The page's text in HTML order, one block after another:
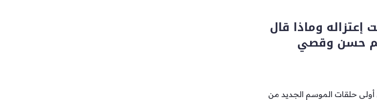
وماذا قال
حسن وقصي
حلقات الموسم الجديد من